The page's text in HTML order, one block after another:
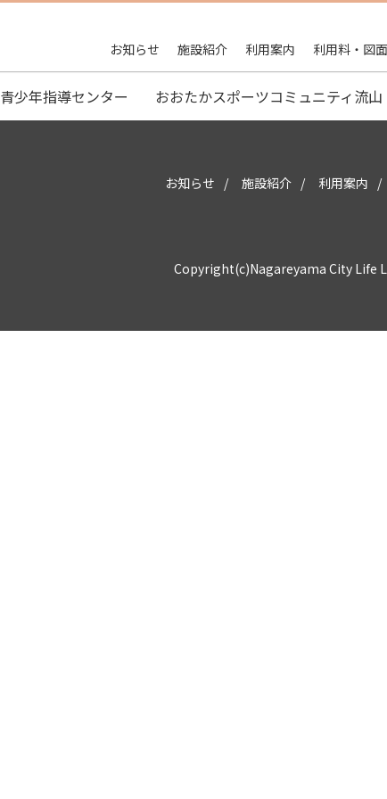
お知らせ 施設紹介 利用案内 利用料・図面
青少年指導センター おおたかスポーツコミュニティ流山
お知らせ 施設紹介 利用案内
Copyright(c)Nagareyama City Life